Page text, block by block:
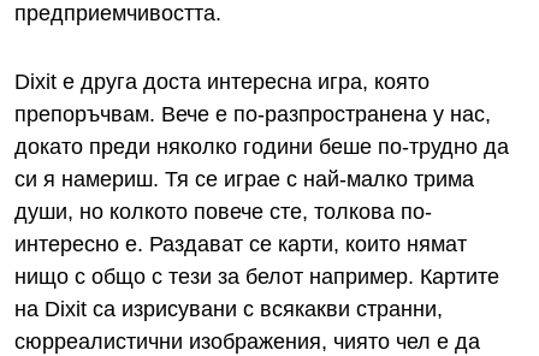
предприемчивостта.
Dixit е друга доста интересна игра, която
препоръчвам. Вече е по-разпространена у нас,
докато преди няколко години беше по-трудно да
си я намериш. Тя се играе с най-малко трима
души, но колкото повече сте, толкова по-
интересно е. Раздават се карти, които нямат
нищо с общо с тези за белот например. Картите
на Dixit са изрисувани с всякакви странни,
сюрреалистични изображения, чиято чел е да